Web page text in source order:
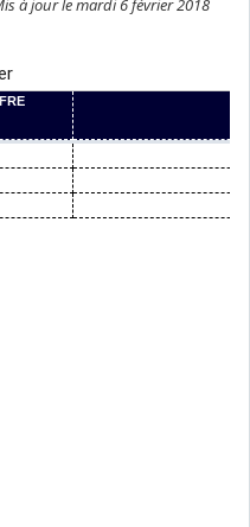
à jour le mardi 6 février 2018